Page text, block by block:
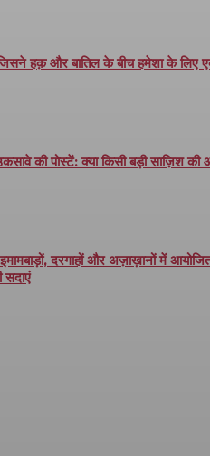
जिसने हक़ और बातिल के बीच हमेशा के लिए
की पोस्टें: क्या किसी बड़ी साज़िश की
दरगाहों और अज़ाख़ानों में
सदाएं